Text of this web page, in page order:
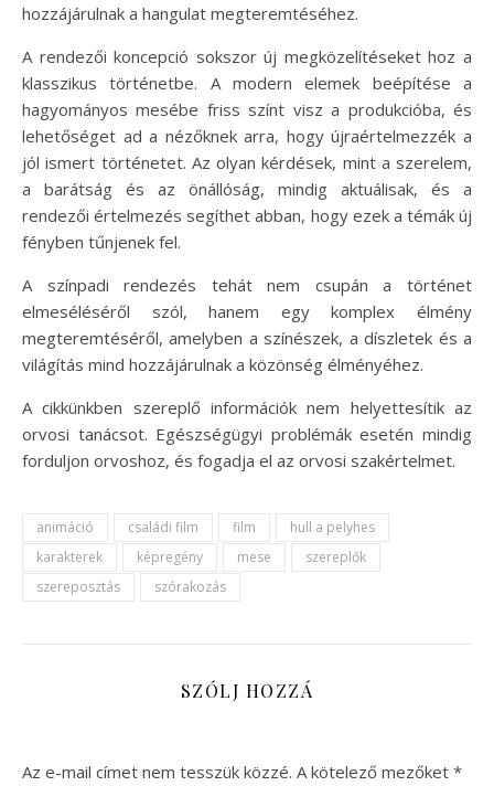
hozzájárulnak a hangulat megteremtéséhez.
A rendezői koncepció sokszor új megközelítéseket hoz a
klasszikus történetbe. A modern elemek beépítése a
hagyományos mesébe friss színt visz a produkcióba, és
lehetőséget ad a nézőknek arra, hogy újraértelmezzék a
jól ismert történetet. Az olyan kérdések, mint a szerelem,
a barátság és az önállóság, mindig aktuálisak, és a
rendezői értelmezés segíthet abban, hogy ezek a témák új
fényben tűnjenek fel.
A színpadi rendezés tehát nem csupán a történet
elmeséléséről szól, hanem egy komplex élmény
megteremtéséről, amelyben a színészek, a díszletek és a
világítás mind hozzájárulnak a közönség élményéhez.
A cikkünkben szereplő információk nem helyettesítik az
orvosi tanácsot. Egészségügyi problémák esetén mindig
forduljon orvoshoz, és fogadja el az orvosi szakértelmet.
animáció családi film film
hull a pelyhes
karakterek
képregény mese
szereplők
szereposztás
szórakozás
SZÓLJ HOZZÁ
Az e-mail címet nem tesszük közzé. A kötelező mezőket *